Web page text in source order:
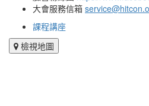
大會服務信箱
課程講座
檢視地圖